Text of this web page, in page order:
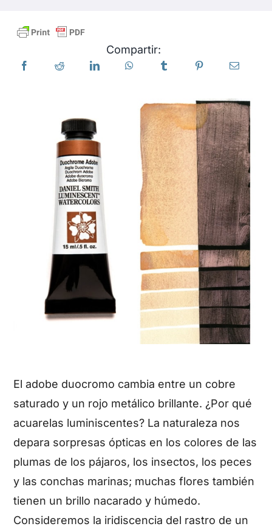
Productos
Eventos
Encuentra un minorista
Contáctanos
Suscribir
Compartir:
El adobe duocromo cambia entre un cobre
saturado y un rojo metálico brillante. ¿Por qué
acuarelas luminiscentes? La naturaleza nos
depara sorpresas ópticas en los colores de las
plumas de los pájaros, los insectos, los peces
y las conchas marinas; muchas flores también
tienen un brillo nacarado y húmedo.
Consideremos la iridiscencia del rastro de un